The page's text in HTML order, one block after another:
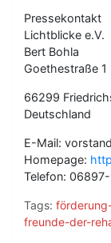
Pressekontakt
Lichtblicke e.V.
Bert Bohla
Goethestraße 1
66299
Deutschland
E-Mail:
Homepage:
Telefon:
Tags:
freunde-der-